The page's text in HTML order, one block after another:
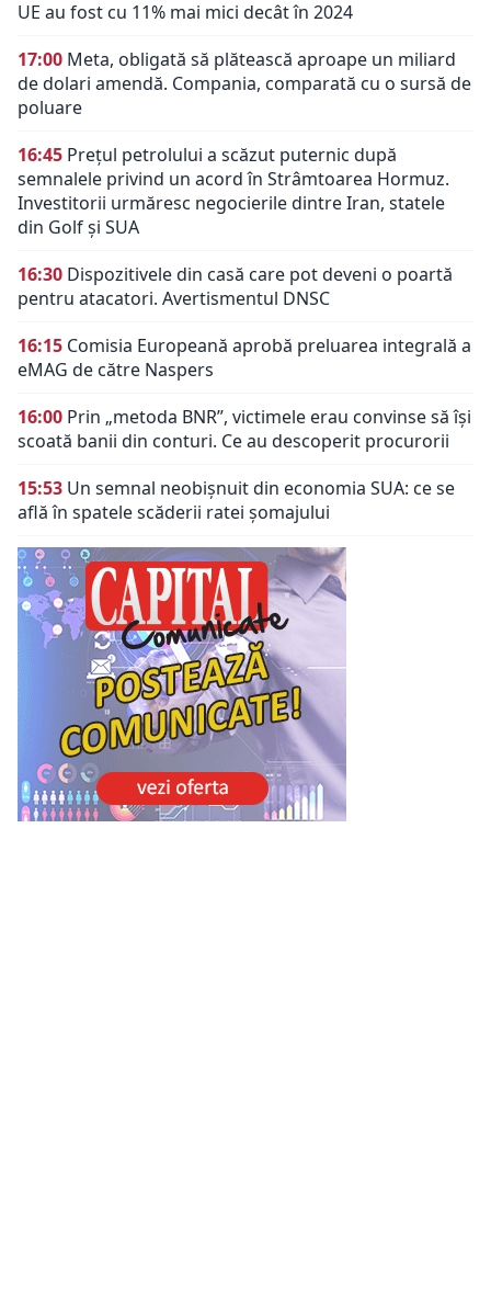
UE au fost cu 11% mai mici decât în 2024
17:00 Meta, obligată să plătească aproape un miliard
de dolari amendă. Compania, comparată cu o sursă de
poluare
16:45 Prețul petrolului a scăzut puternic după
semnalele privind un acord în Strâmtoarea Hormuz.
Investitorii urmăresc negocierile dintre Iran, statele
din Golf și SUA
16:30 Dispozitivele din casă care pot deveni o poartă
pentru atacatori. Avertismentul DNSC
16:15 Comisia Europeană aprobă preluarea integrală a
eMAG de către Naspers
16:00 Prin „metoda BNR”, victimele erau convinse să își
scoată banii din conturi. Ce au descoperit procurorii
15:53 Un semnal neobișnuit din economia SUA: ce se
află în spatele scăderii ratei șomajului